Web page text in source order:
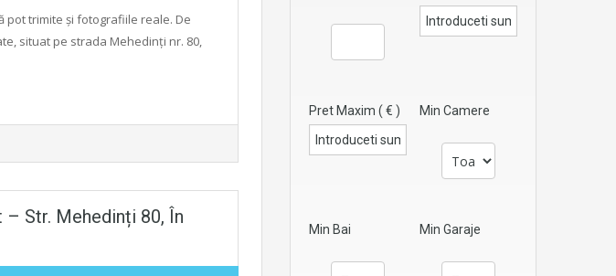
pot trimite și fotografiile reale. De
situat pe strada Mehedinți nr. 80,
– Str. Mehedinți 80, În
Pret Maxim ( € ) Min Camere
Min Bai Min Garaje